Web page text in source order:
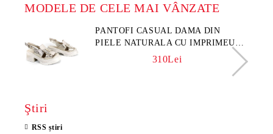
MODELE DE CELE MAI VÂNZATE
PANTOFI CASUAL DAMA DIN
PIELE NATURALA CU IMPRIMEU
FLORAL - MODEL LUNA
310Lei
Ştiri
RSS știri